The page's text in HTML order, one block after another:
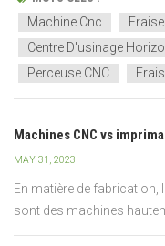
complexes, mais aident
pièces de m...
Machine Cnc
Centre D'usinage
Perceuse CNC
Machines CNC vs
MAY 31, 2023
En matière de fabrication,
sont des machines
pratiques pour les